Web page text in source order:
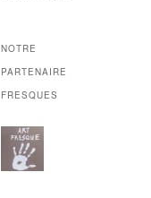
NOTRE
PARTENAIRE
FRESQUES